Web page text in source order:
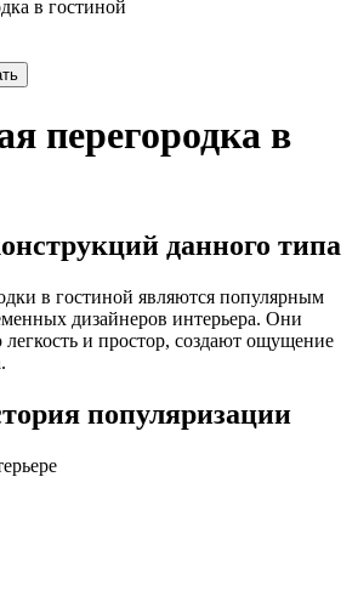
в гостиной
перегородка в
данного типа
в гостиной являются популярным
дизайнеров интерьера. Они
и простор, создают ощущение
популяризации